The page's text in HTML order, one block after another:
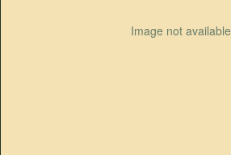
Image not available